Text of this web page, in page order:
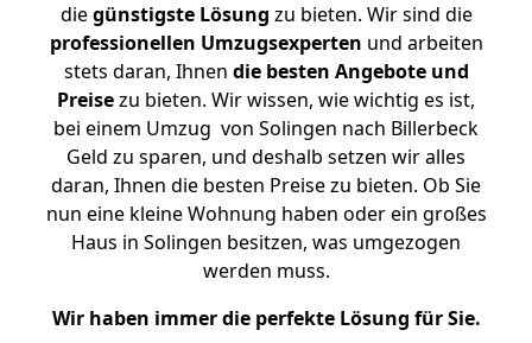
diegünstigste Lösung zu bieten. Wir sind die
professionellen Umzugsexperten und arbeiten
stets daran, Ihnen die besten Angebote und
Preisezu bieten. Wir wissen, wie wichtig es ist,
bei einem Umzug von Solingen nach Billerbeck
Geld zu sparen, und deshalb setzen wir alles
daran, Ihnen die besten Preise zu bieten. Ob Sie
nun eine kleine Wohnung haben oder ein großes
Haus in Solingen besitzen, was umgezogen
werden muss.
Wir haben immer die perfekte Lösung für Sie.